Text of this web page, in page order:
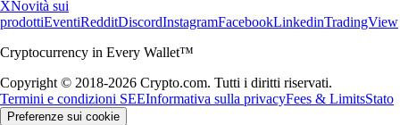
XNovità sui
prodottiEventiRedditDiscordInstagramFacebookLinkedinTradingView
Cryptocurrency in Every Wallet™
Copyright © 2018-2026 Crypto.com. Tutti i diritti riservati.
Termini e condizioni SEEInformativa sulla privacyFees & LimitsStato
Preferenze sui cookie